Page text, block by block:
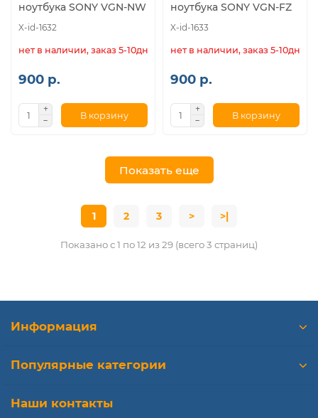
ноутбука SONY VGN-NW
X-id-1632
нет в наличии, заказ 5-10дн.
900 р.
В корзину
ноутбука SONY VGN-FZ
X-id-1633
нет в наличии, заказ 5-10дн.
900 р.
В корзину
Показать еще
1 2 3 > >|
Показано с 1 по 12 из 29 (всего 3 страниц)
Информация
Популярные категории
Наши контакты